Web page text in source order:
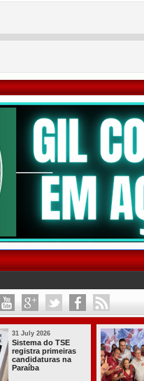
31 July 2026
Com João, Lucas e
Nabor, convenção
do PT oficializa
apoio à chapa do
governo na PB